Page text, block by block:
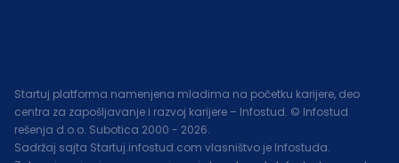
Startuj platforma namenjena mladima na početku karijere, deo
centra za zapošljavanje i razvoj karijere – Infostud. © Infostud
rešenja d.o.o. Subotica 2000 - 2026.
Sadržaj sajta Startuj.infostud.com vlasništvo je Infostuda.